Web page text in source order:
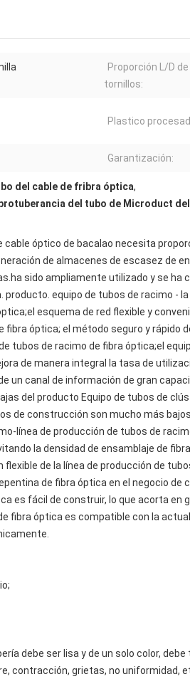
Proporción L/D
tornillos:
Plastico
Garantización:
del cable de fribra óptica,
del tubo de Microduct del
cable óptico de bacalao necesita
de almacenes de escasez de
sido ampliamente utilizado y se ha
equipo de tubos de racimo -
esquema de red flexible y
fibra óptica; el método seguro y rápido
tubos de racimo de fibra óptica;el
de manera integral la tasa de
un canal de información de gran
del producto Equipo de tubos de
de construcción son mucho más
línea de producción de tubos de
la densidad de ensamblaje de
de la línea de producción de
de fibra óptica en el negocio de
es fácil de construir, lo que acorta en
fibra óptica es compatible con la
debe ser lisa y de un solo color,
contracción, grietas, no uniformidad,